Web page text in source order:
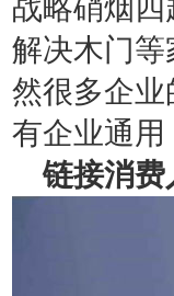
战略硝烟
解决木门
然很多企
有企业通用
链接消费